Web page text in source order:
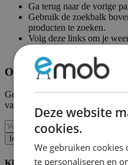
Ga terug naar de vorige
Gebruik de zoekbalk
producten te zoeken.
Volg deze links om je
Ontvang onze nieuwe
Geef ons uw e-mail en u wordt
van de laatste gebeurtenissen.
Inschrijven
Klantenservice
Deze website
cookies.
We gebruiken
te personaliseren en